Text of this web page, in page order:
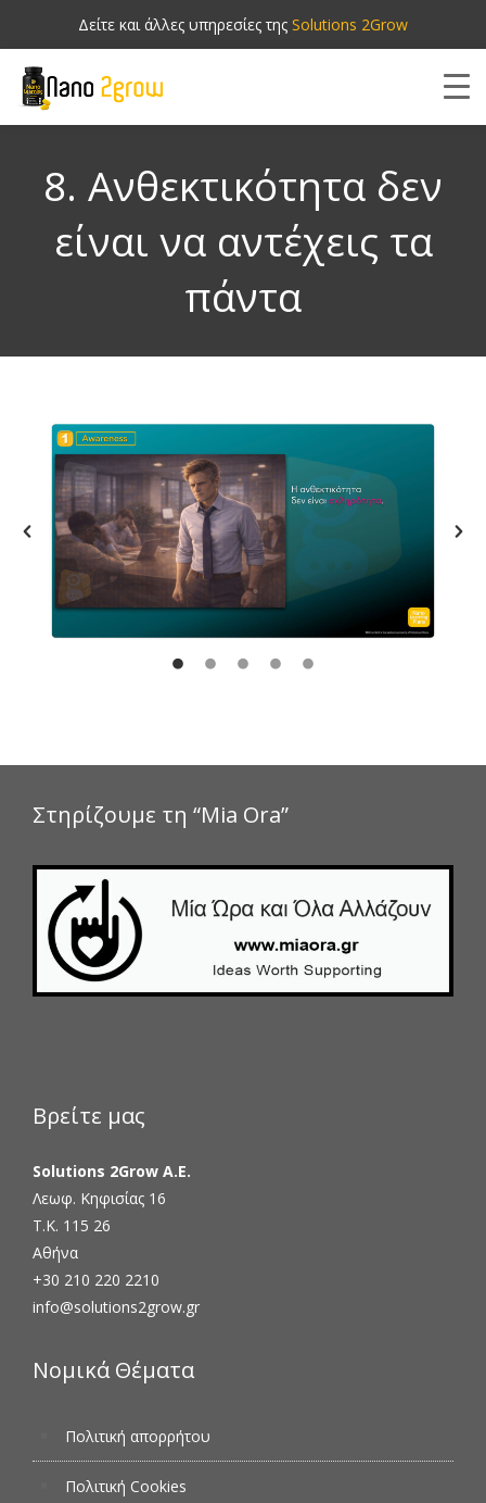
Δείτε και άλλες υπηρεσίες της Solutions 2Grow
8. Ανθεκτικότητα δεν
είναι να αντέχεις τα
πάντα
Στηρίζουμε τη “Mia Ora”
Βρείτε μας
Solutions 2Grow Α.Ε.
Λεωφ. Κηφισίας 16
Τ.Κ. 115 26
Αθήνα
+30 210 220 2210
info@solutions2grow.gr
Νομικά Θέματα
Πολιτική απορρήτου
Πολιτική Cookies